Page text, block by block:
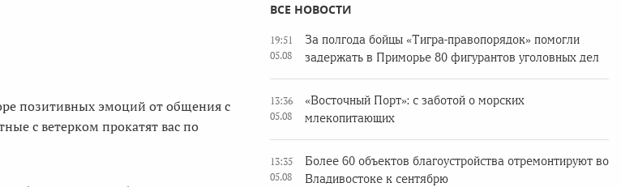
позитивных эмоций от общения с
с ветерком прокатят вас по
ВСЕ НОВОСТИ
19:51
05.08
За полгода бойцы «Тигра-правопорядок» помогли
задержать в Приморье 80 фигурантов уголовных дел
13:36
05.08
«Восточный Порт»: с заботой о морских
млекопитающих
13:35
05.08
Более 60 объектов благоустройства отремонтируют во
Владивостоке к сентябрю